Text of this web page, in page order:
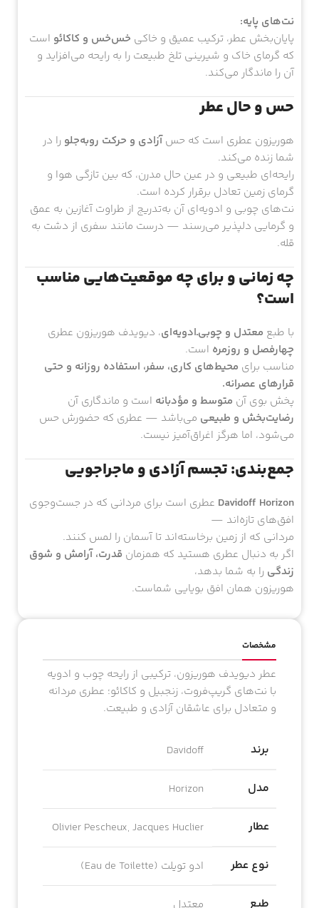
نت‌های پایه:
پایان‌بخش عطر، ترکیب عمیق و خاکی خس‌خس و کاکائواست
که گرمای خاک و شیرینی تلخ طبیعت را به رایحه می‌افزاید و
هوریزون عطری است که حس
شما زنده می‌کند.
رایحه‌ای طبیعی و در عین حال مدرن، که بین تازگی هوا و
گرمای زمین تعادل برقرار کرده است.
نت‌های چوبی و ادویه‌ای آن به‌تدریج از طراوت آغازین به عمق
و گرمایی دلپذیر می‌رسند — درست مانند سفری از دشت به
چه زمانی و برای چه موقعیت‌هایی مناسب
با طبعمعتدل و چوبی‌ـ‌ادویه‌ای
چهارفصل و روزمرهاست.
مناسب برایمحیط‌های کاری، سفر، استفاده روزانه و حتی
قرارهای عصرانه.
پخش بوی آن متوسط و مؤدبانهاست و ماندگاری آن
رضایت‌بخش و طبیعیمی‌باشد — عطری که حضورش حس
Davidoff Horizonعطری است برای مردانی که در جست‌وجوی
افق‌های تازه‌اند —
مردانی که از زمین برخاسته‌اند تا آسمان را لمس کنند.
اگر به دنبال عطری هستید که همزمان
زندگیرا به شما بدهد،
مشخصات
عطر دیویدف هوریزون، ترکیبی از رایحه چوب و ادویه
با نت‌های گریپ‌فروت، زنجبیل و کاکائو؛ عطری مردانه
Davidoff
Horizon
Olivier Pescheux, Jacques Huclier
ادو تویلت (Eau de Toilette)